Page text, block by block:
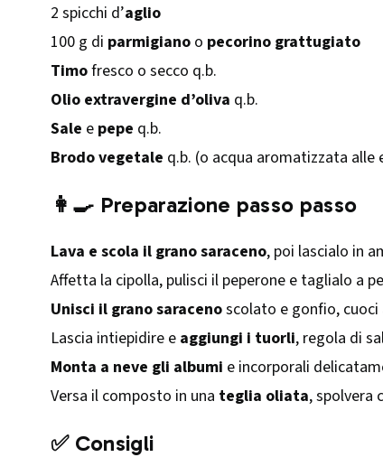
2 spicchi d’aglio
100 g di parmigiano o pecorino grattugiato
Timofresco o secco q.b.
Olio extravergine d’oliva q.b.
Sale e pepe q.b.
Brodo vegetale q.b. (o acqua aromatizzata alle
👩‍🍳 Preparazione passo passo
Lava e scola il grano saraceno, poi lascialo in
Affetta la cipolla, pulisci il peperone e taglialo a
Unisci il grano saracenoscolato e gonfio, cuoci
Lascia intiepidire e aggiungi i tuorli, regola di
Monta a neve gli albumi e incorporali
Versa il composto in una teglia oliata, spolvera
✅ Consigli